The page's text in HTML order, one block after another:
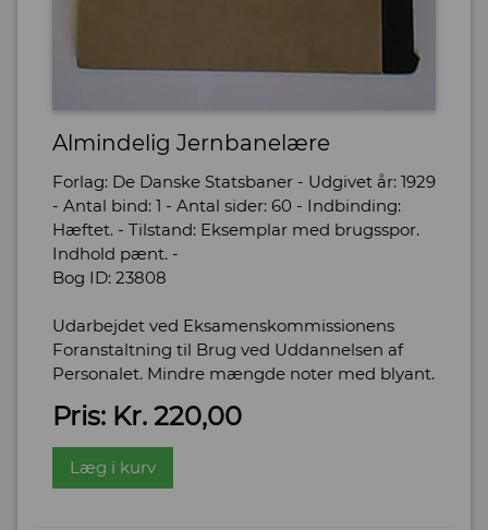
Almindelig Jernbanelære
Forlag: De Danske Statsbaner - Udgivet år: 1929
- Antal bind: 1 - Antal sider: 60 - Indbinding:
Hæftet. - Tilstand: Eksemplar med brugsspor.
Indhold pænt. -
Bog ID: 23808
Udarbejdet ved Eksamenskommissionens
Foranstaltning til Brug ved Uddannelsen af
Personalet. Mindre mængde noter med blyant.
Pris: Kr. 220,00
Læg i kurv